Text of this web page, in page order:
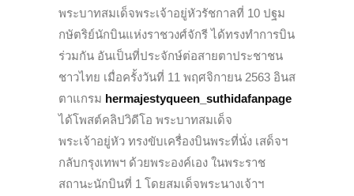
พระบาทสมเด็จพระเจ้าอยู่หัวรัชกาลที่ 10 ปฐม
กษัตริย์นักบินแห่งราชวงศ์จักรี ได้ทรงทำการบิน
ร่วมกัน อันเป็นที่ประจักษ์ต่อสายตาประชาชน
ชาวไทย เมื่อครั้งวันที่ 11 พฤศจิกายน 2563 อินส
ตาแกรม hermajestyqueen_suthidafanpage
ได้โพสต์คลิปวิดีโอ พระบาทสมเด็จ
พระเจ้าอยู่หัว ทรงขับเครื่องบินพระที่นั่ง เสด็จฯ
กลับกรุงเทพฯ ด้วยพระองค์เอง ในพระราช
สถานะนักบินที่ 1 โดยสมเด็จพระนางเจ้าฯ